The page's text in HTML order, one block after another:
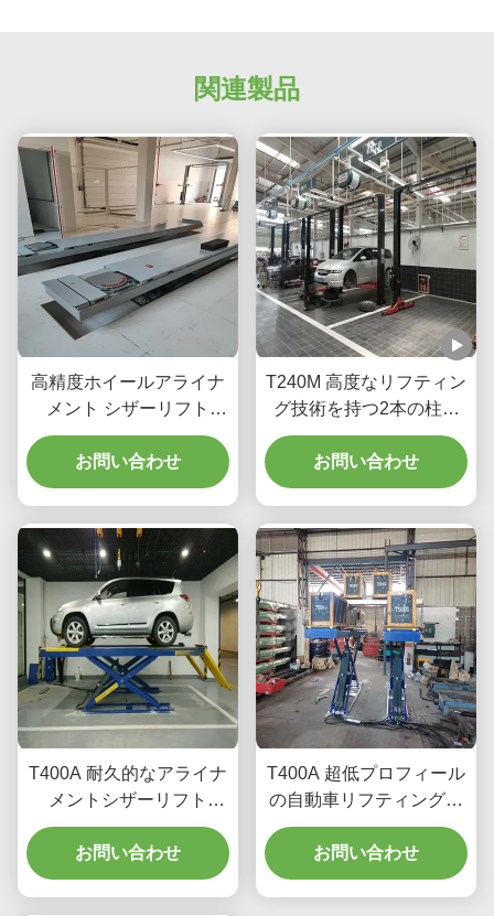
関連製品
高精度ホイールアライナ
メント シザーリフト
T400D 4000kg ワークシ
ョップ容量
お問い合わせ
T240M 高度なリフティン
グ技術を持つ2本の柱の
ガントリーカーリフティ
ング機器
お問い合わせ
T400A 耐久的なアライナ
メントシザーリフト
4000kg 滑らかなリフト
お問い合わせ
T400A 超低プロフィール
の自動車リフティング機
器
お問い合わせ